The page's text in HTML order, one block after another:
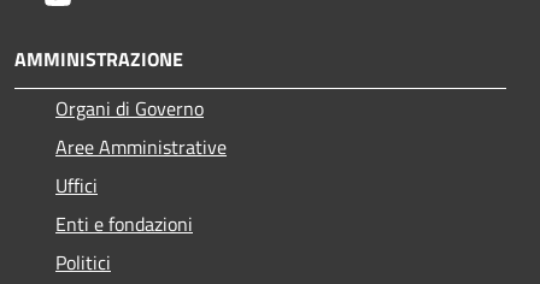
AMMINISTRAZIONE
Organi di Governo
Aree Amministrative
Uffici
Enti e fondazioni
Politici